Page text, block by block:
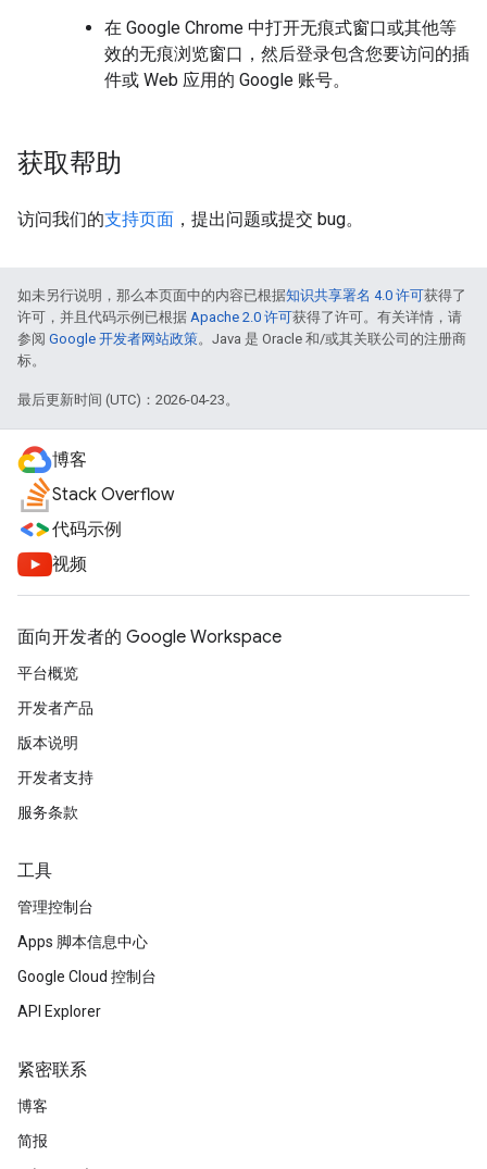
在 Google Chrome 中打开无痕式窗口或其他等
效的无痕浏览窗口，然后登录包含您要访问的插
件或 Web 应用的 Google 账号。
获取帮助
访问我们的支持页面 ，提出问题或提交 bug。
如未另行说明，那么本页面中的内容已根据知识共享署名 4.0 许可获得了
许可，并且代码示例已根据 Apache 2.0 许可获得了许可。有关详情，请
参阅 Google 开发者网站政策。Java 是 Oracle 和/或其关联公司的注册商
标。
最后更新时间 (UTC)：2026-04-23。
博客
Stack Overflow
代码示例
视频
面向开发者的 Google Workspace
平台概览
开发者产品
版本说明
开发者支持
服务条款
工具
管理控制台
Apps 脚本信息中心
Google Cloud 控制台
API Explorer
紧密联系
博客
简报